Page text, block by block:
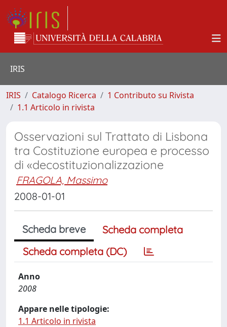
IRIS
IRIS Catalogo Ricerca
1 Contributo su Rivista
1.1 Articolo in rivista
Osservazioni sul Trattato di Lisbona
tra Costituzione europea e processo
di «decostituzionalizzazione
FRAGOLA, Massimo
2008-01-01
Scheda breve
Scheda completa
Scheda completa (DC)
Anno
2008
Appare nelle tipologie:
1.1 Articolo in rivista